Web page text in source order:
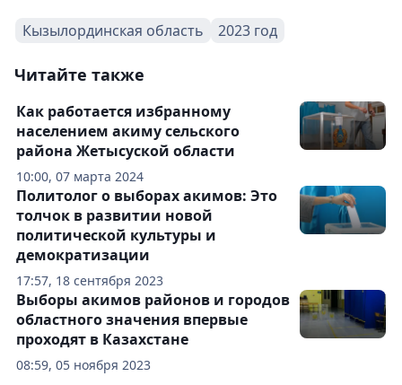
Кызылординская область 2023 год
Читайте также
10:00, 07 марта 2024
Как работается избранному
населением акиму сельского
района Жетысуской области
17:57, 18 сентября 2023
Политолог о выборах акимов: Это
толчок в развитии новой
политической культуры и
демократизации
08:59, 05 ноября 2023
Выборы акимов районов и городов
областного значения впервые
проходят в Казахстане